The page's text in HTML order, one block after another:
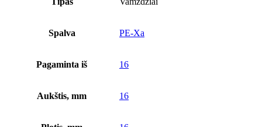
Spalva PE-Xa
Pagaminta iš 16
Aukštis, mm 16